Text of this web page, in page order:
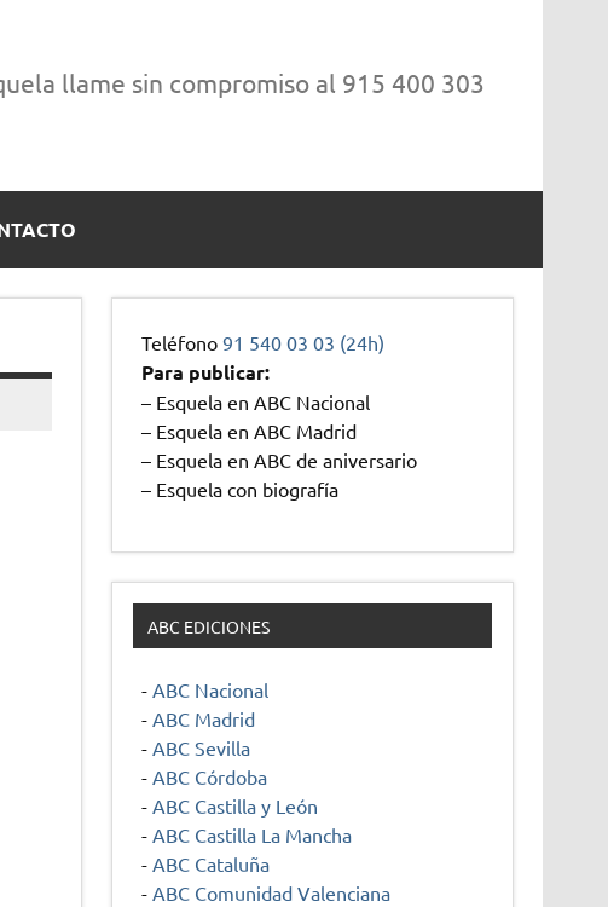
llame sin compromiso al 915 400 303
Teléfono91 540 03 03 (24h)
Para publicar:
– Esquela en ABC Nacional
– Esquela en ABC Madrid
– Esquela en ABC de aniversario
– Esquela con biografía
ABC EDICIONES
- ABC Nacional
- ABC Madrid
- ABC Sevilla
- ABC Córdoba
- ABC Castilla y León
- ABC Castilla La Mancha
- ABC Cataluña
- ABC Comunidad Valenciana